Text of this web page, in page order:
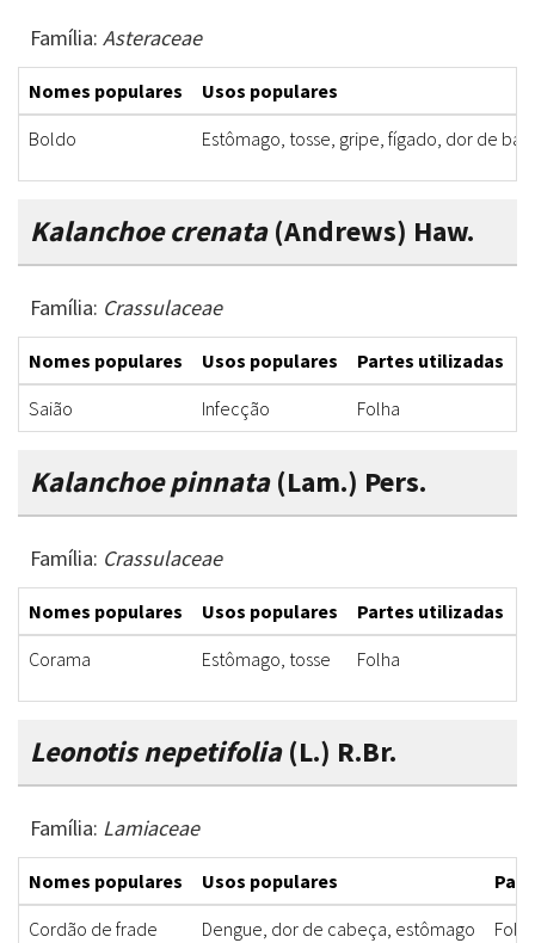
Família: Asteraceae
Nomes populares
Usos populares
Boldo
Estômago, tosse, gripe, fígado, dor de
Kalanchoe crenata(Andrews) Haw.
Família: Crassulaceae
Nomes populares Usos populares Partes utilizadas
Saião
Infecção Folha
Kalanchoe pinnata(Lam.) Pers.
Família: Crassulaceae
Nomes populares Usos populares Partes utilizadas
Corama
Estômago, tosse Folha
Leonotis nepetifolia(L.) R.Br.
Família: Lamiaceae
Nomes populares Usos populares
Cordão de frade
Dengue, dor de cabeça, estômago